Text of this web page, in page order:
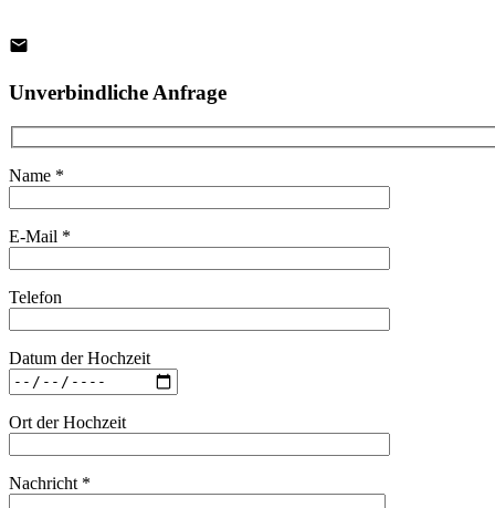
Unverbindliche Anfrage
Name *
E-Mail *
Telefon
Datum der Hochzeit
Ort der Hochzeit
Nachricht *